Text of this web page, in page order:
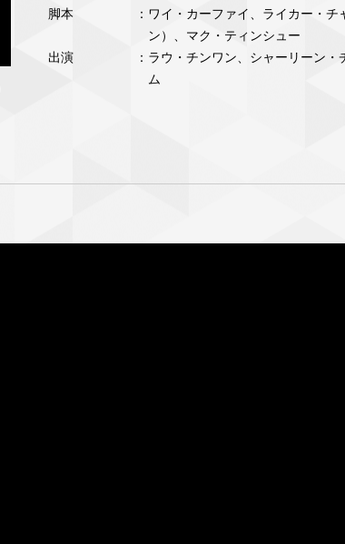
脚本
：ワイ・カーファイ、ライカー・
ン）、マク・ティンシュー
出演
：ラウ・チンワン、シャーリーン
ム